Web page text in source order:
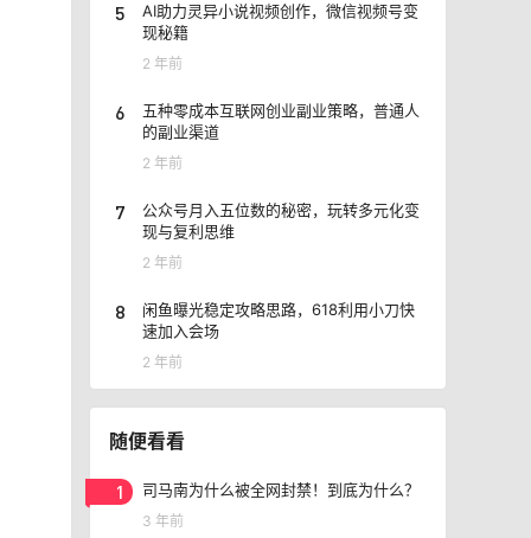
5
AI助力灵异小说视频创作，微信视频号变
现秘籍
2 年前
6
五种零成本互联网创业副业策略，普通人
的副业渠道
2 年前
7
公众号月入五位数的秘密，玩转多元化变
现与复利思维
2 年前
8
闲鱼曝光稳定攻略思路，618利用小刀快
速加入会场
2 年前
随便看看
1 司马南为什么被全网封禁！到底为什么？
3 年前